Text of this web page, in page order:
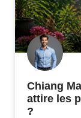
Chiang
attire les
?